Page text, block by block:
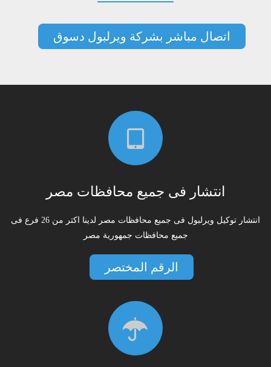
اتصال مباشر بشركة ويرلبول دسوق
انتشار فى جميع محافظات مصر
انتشار توكيل ويرلبول فى جميع محافظات مصر لدينا اكتر من 26 فرع فى
جميع محافظات جمهورية مصر
الرقم المختصر